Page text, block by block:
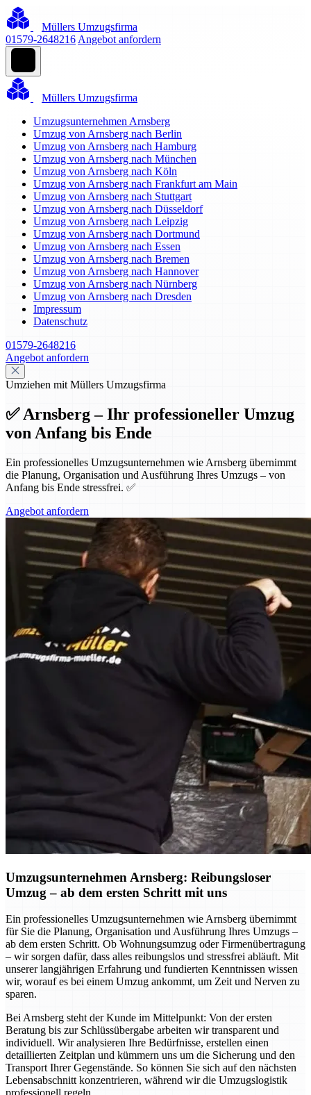
Müllers Umzugsfirma
01579-2648216 Angebot anfordern
Müllers Umzugsfirma
Umzugsunternehmen Arnsberg
Umzug von Arnsberg nach Berlin
Umzug von Arnsberg nach Hamburg
Umzug von Arnsberg nach München
Umzug von Arnsberg nach Köln
Umzug von Arnsberg nach Frankfurt am Main
Umzug von Arnsberg nach Stuttgart
Umzug von Arnsberg nach Düsseldorf
Umzug von Arnsberg nach Leipzig
Umzug von Arnsberg nach Dortmund
Umzug von Arnsberg nach Essen
Umzug von Arnsberg nach Bremen
Umzug von Arnsberg nach Hannover
Umzug von Arnsberg nach Nürnberg
Umzug von Arnsberg nach Dresden
Impressum
Datenschutz
01579-2648216
Angebot anfordern
Umziehen mit Müllers Umzugsfirma
✅ Arnsberg – Ihr professioneller Umzug
von Anfang bis Ende
Ein professionelles Umzugsunternehmen wie Arnsberg übernimmt
die Planung, Organisation und Ausführung Ihres Umzugs – von
Anfang bis Ende stressfrei. ✅
Angebot anfordern
Umzugsunternehmen Arnsberg: Reibungsloser
Umzug – ab dem ersten Schritt mit uns
Ein professionelles Umzugsunternehmen wie Arnsberg übernimmt
für Sie die Planung, Organisation und Ausführung Ihres Umzugs –
ab dem ersten Schritt. Ob Wohnungsumzug oder Firmenübertragung
– wir sorgen dafür, dass alles reibungslos und stressfrei abläuft. Mit
unserer langjährigen Erfahrung und fundierten Kenntnissen wissen
wir, worauf es bei einem Umzug ankommt, um Zeit und Nerven zu
sparen.
Bei Arnsberg steht der Kunde im Mittelpunkt: Von der ersten
Beratung bis zur Schlüssübergabe arbeiten wir transparent und
individuell. Wir analysieren Ihre Bedürfnisse, erstellen einen
detaillierten Zeitplan und kümmern uns um die Sicherung und den
Transport Ihrer Gegenstände. So können Sie sich auf den nächsten
Lebensabschnitt konzentrieren, während wir die Umzugslogistik